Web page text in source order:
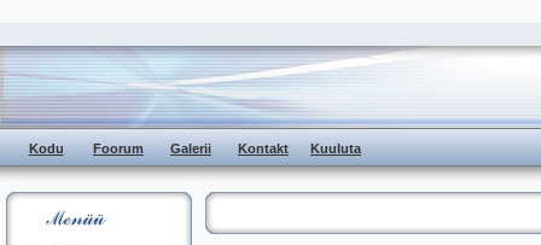
Kodu Foorum Galerii Kontakt Kuuluta